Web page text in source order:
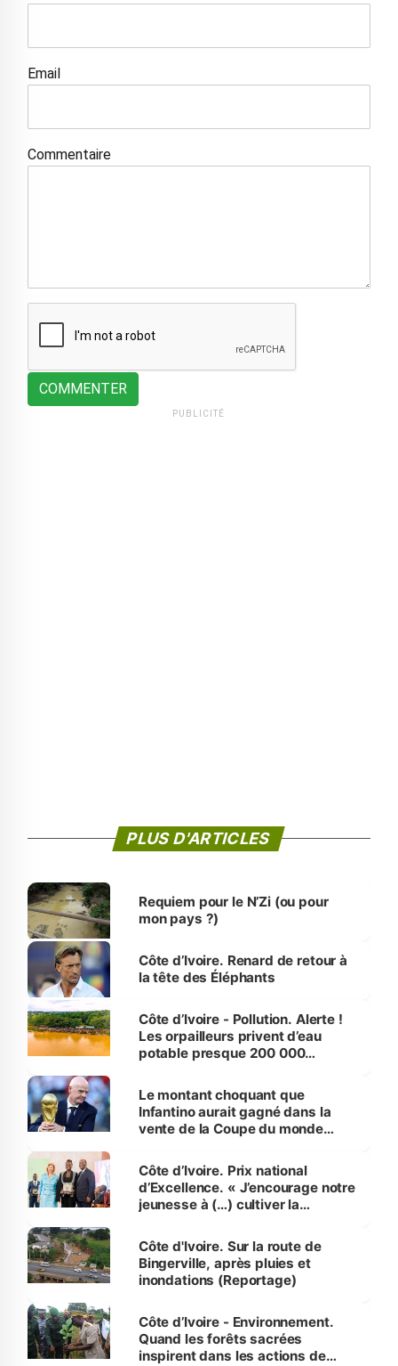
Email
Commentaire
COMMENTER
PUBLICITÉ
PLUS D'ARTICLES
Requiem pour le N’Zi (ou pour
mon pays ?)
Côte d’Ivoire. Renard de retour à
la tête des Éléphants
Côte d’Ivoire - Pollution. Alerte !
Les orpailleurs privent d’eau
potable presque 200 000
Le montant choquant que
Infantino aurait gagné dans la
vente de la Coupe du monde
Côte d’Ivoire. Prix national
d’Excellence. « J’encourage notre
jeunesse à (…) cultiver la
(Alassane Ouattara
Côte d'Ivoire. Sur la route de
Bingerville, après pluies et
inondations (Reportage)
Côte d’Ivoire - Environnement.
Quand les forêts sacrées
inspirent dans les actions de